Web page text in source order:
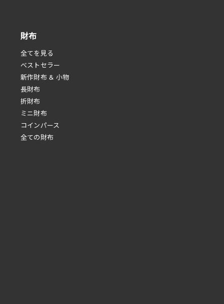
財布
全てを見る
べストセラー
新作財布 & 小物
長財布
折財布
ミニ財布
コインパース
全ての財布